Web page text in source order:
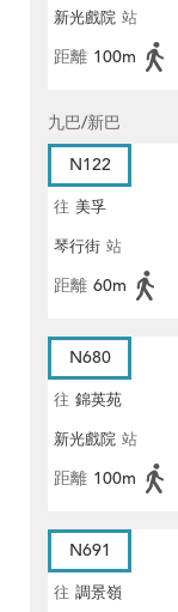
新光戲院 站
距離 100m
九巴/新巴
N122
往 美孚
琴行街 站
距離 60m
N680
往 錦英苑
新光戲院 站
距離 100m
N691
往 調景嶺